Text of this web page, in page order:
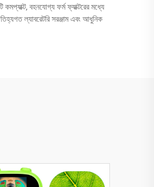
বহনযোগ্য ফর্ম ফ্যাক্টরের মধ্যে
ল্যাবরেটরি সরঞ্জাম এবং আধুনিক